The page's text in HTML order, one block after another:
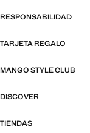
RESPONSABILIDAD
TARJETA REGALO
MANGO STYLE CLUB
DISCOVER
TIENDAS